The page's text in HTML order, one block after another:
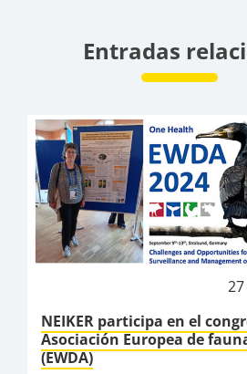
Entradas
NEIKER participa en el
Asociación Europea de
(EWDA)